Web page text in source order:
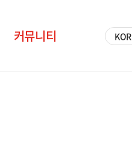
KOR
커뮤니티